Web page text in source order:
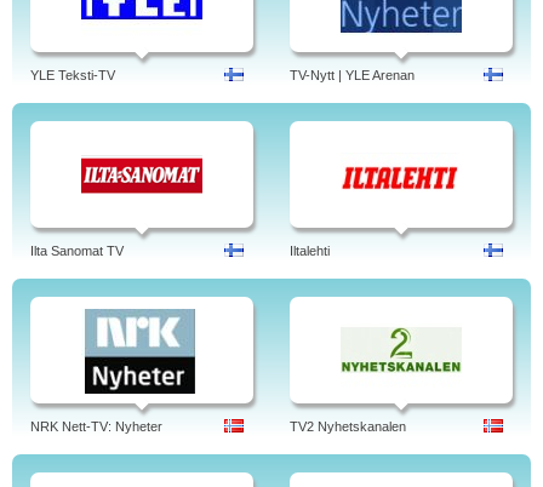
YLE Teksti-TV TV-Nytt | YLE Arenan
Ilta Sanomat TV Iltalehti
NRK Nett-TV: Nyheter TV2 Nyhetskanalen